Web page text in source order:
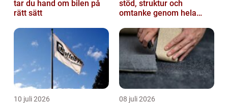
tar du hand om bilen på
rätt sätt
stöd, struktur och
omtanke genom hela
10 juli 2026 08 juli 2026